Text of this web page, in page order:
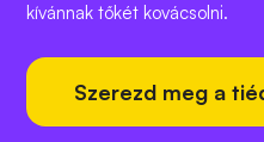
kívánnak tőkét kovácsolni.
Szerezd meg a